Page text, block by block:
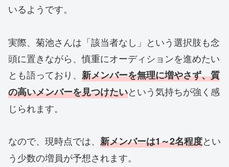
いるようです。
実際、菊池さんは「該当者なし」という選択肢も念
頭に置きながら、慎重にオーディションを進めたい
とも語っており、 新メンバーを無理に増やさず、質
の高いメンバーを見つけたいという気持ちが強く感
じられます。
なので、現時点では、 新メンバーは1～2名程度とい
う少数の増員が予想されます。